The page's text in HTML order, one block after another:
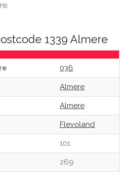
1339 Almere
036
Almere
Almere
Flevoland
101
269